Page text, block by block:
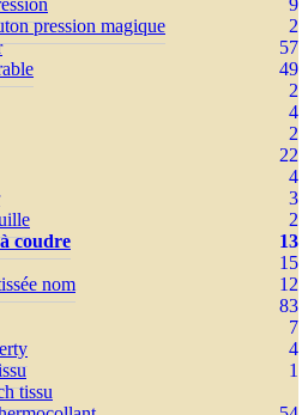
9
pression magique
2
57
49
2
4
2
22
4
3
2
coudre
13
15
nom
12
83
7
4
1
tissu